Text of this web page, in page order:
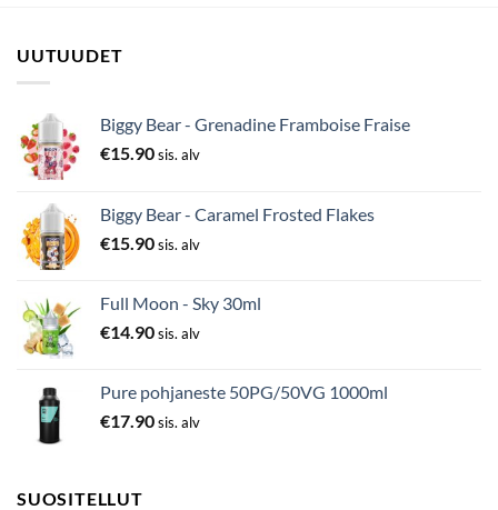
UUTUUDET
Biggy Bear - Grenadine Framboise Fraise
€15.90sis. alv
Biggy Bear - Caramel Frosted Flakes
€15.90sis. alv
Full Moon - Sky 30ml
€14.90sis. alv
Pure pohjaneste 50PG/50VG 1000ml
€17.90sis. alv
SUOSITELLUT